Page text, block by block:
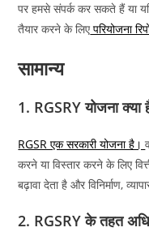
पर हमसे संपर्क कर सकते हैं या
तैयार करने के लिए परियोजना
सामान्य
1. RGSRY योजना क्या
RGSR एक सरकारी योजना है।
करने या विस्तार करने के लिए
बढ़ावा देता है और विनिर्माण,
2. RGSRY के तहत